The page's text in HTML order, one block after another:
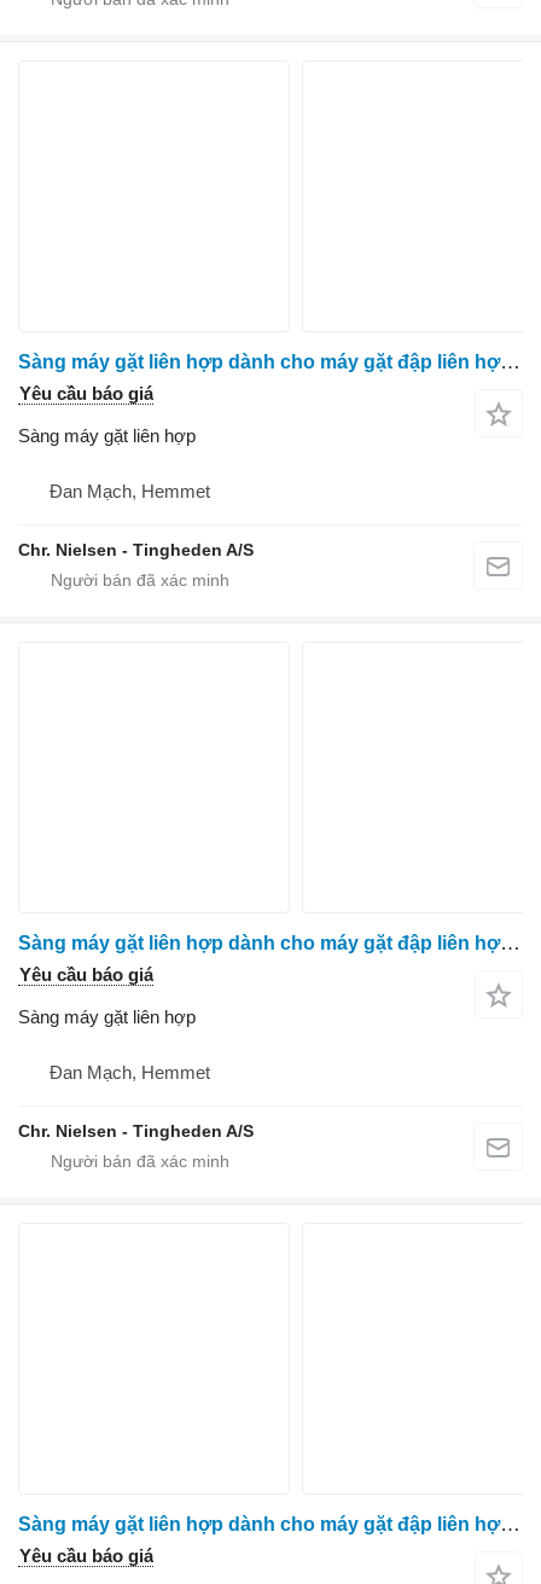
Sàng máy gặt liên hợp dành cho máy gặt đập liên hợp Massey Ferguson 40
Yêu cầu báo giá
Sàng máy gặt liên hợp
Đan Mạch, Hemmet
Chr. Nielsen - Tingheden A/S
Sàng máy gặt liên hợp dành cho máy gặt đập liên hợp Massey Ferguson 9280
Yêu cầu báo giá
Sàng máy gặt liên hợp
Đan Mạch, Hemmet
Chr. Nielsen - Tingheden A/S
Sàng máy gặt liên hợp dành cho máy gặt đập liên hợp Massey Ferguson 7278
Yêu cầu báo giá